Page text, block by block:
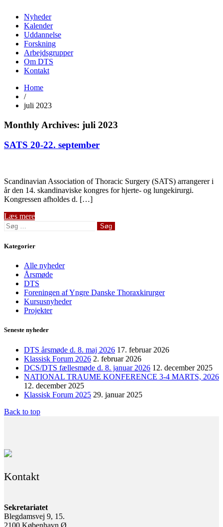
Nyheder
Kalender
Uddannelse
Forskning
Arbejdsgrupper
Om DTS
Kontakt
Home
/
juli 2023
Monthly Archives: juli 2023
SATS 20-22. september
Scandinavian Association of Thoracic Surgery (SATS) arrangerer i
år den 14. skandinaviske kongres for hjerte- og lungekirurgi.
Kongressen afholdes d. […]
Læs mere
Søg
Kategorier
Alle nyheder
Årsmøde
DTS
Foreningen af Yngre Danske Thoraxkirurger
Kursusnyheder
Projekter
Seneste nyheder
DTS årsmøde d. 8. maj 2026 17. februar 2026
Klassisk Forum 2026 2. februar 2026
DCS/DTS fællesmøde d. 8. januar 2026 12. december 2025
NATIONAL TRAUME KONFERENCE 3-4 MARTS, 2026
12. december 2025
Klassisk Forum 2025 29. januar 2025
Back to top
Kontakt
Sekretariatet
Blegdamsvej 9, 15.
2100 København Ø